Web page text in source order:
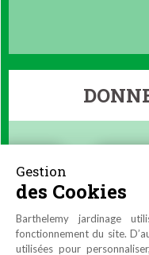
Gestion
des Cookies
Barthelemy jardinage
fonctionnement du site.
utilisées pour